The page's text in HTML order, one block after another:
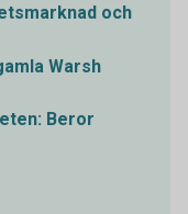
och
Warsh
Beror